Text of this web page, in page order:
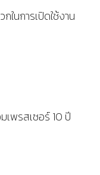
ในการเปิดใช้งาน
เพรสเซอร์ 10 ปี